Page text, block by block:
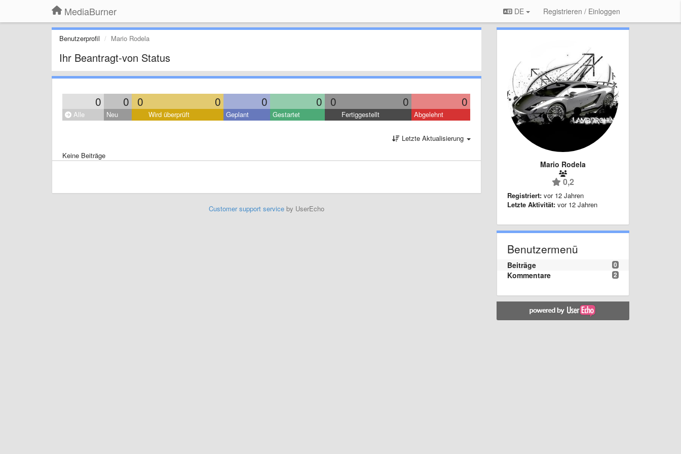
MediaBurner DE Registrieren / Einloggen
Benutzerprofil Mario Rodela
Ihr Beantragt-von Status
0 0 0 0 0 0 0 0 0
Alle Neu Wird überprüft Geplant Gestartet Fertiggestellt Abgelehnt
Letzte Aktualisierung
Keine Beiträge
Customer support serviceby UserEcho
Mario Rodela
0,2
Registriert: vor 12 Jahren
Letzte Aktivität: vor 12 Jahren
Benutzermenü
0
Beiträge
2
Kommentare